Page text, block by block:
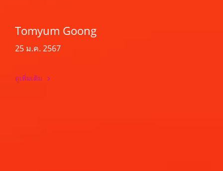
Tomyum Goong
25 ม.ค. 2567
ดูเพิ่มเติม